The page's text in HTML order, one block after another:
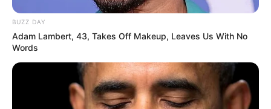
BUZZ DAY
Adam Lambert, 43, Takes Off Makeup, Leaves Us With No
Words